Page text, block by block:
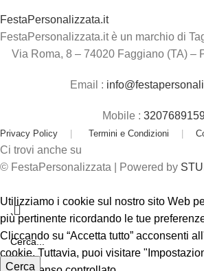
FestaPersonalizzata.it
FestaPersonalizzata.it è un marchio di
Via Roma, 8 – 74020 Faggiano (TA) –
Email :
Mobile :
Privacy Policy | Termini e Condizioni |
Ci trovi anche su
© FestaPersonalizzata | Powered by
Cerca
Utilizziamo i cookie sul nostro sito Web
più pertinente ricordando le tue
Cliccando su “Accetta tutto” acconsenti
cookie. Tuttavia, puoi visitare